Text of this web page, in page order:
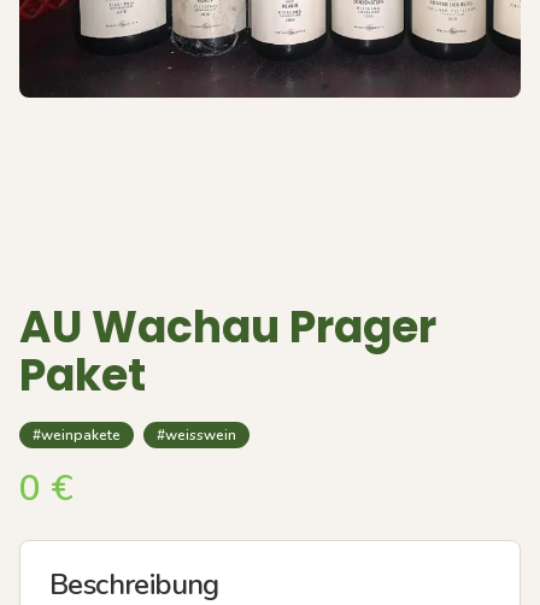
AU Wachau Prager
Paket
#weinpakete #weisswein
0 €
Beschreibung